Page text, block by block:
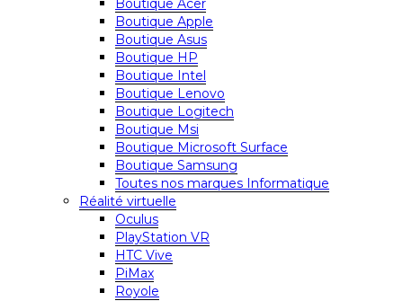
Boutique Acer
Boutique Apple
Boutique Asus
Boutique HP
Boutique Intel
Boutique Lenovo
Boutique Logitech
Boutique Msi
Boutique Microsoft Surface
Boutique Samsung
Toutes nos marques Informatique
Réalité virtuelle
Oculus
PlayStation VR
HTC Vive
PiMax
Royole